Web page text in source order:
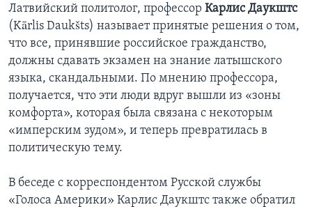
Латвийский политолог, профессор Карлис Даукштс
(Kārlis Daukšts) называет принятые решения о том,
что все, принявшие российское гражданство,
должны сдавать экзамен на знание латышского
языка, скандальными. По мнению профессора,
получается, что эти люди вдруг вышли из «зоны
комфорта», которая была связана с некоторым
«имперским зудом», и теперь превратилась в
политическую тему.
В беседе с корреспондентом Русской службы
«Голоса Америки» Карлис Даукштс также обратил